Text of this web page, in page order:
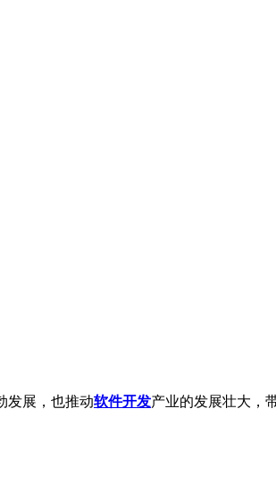
发展，也推动软件开发产业的发展壮大，